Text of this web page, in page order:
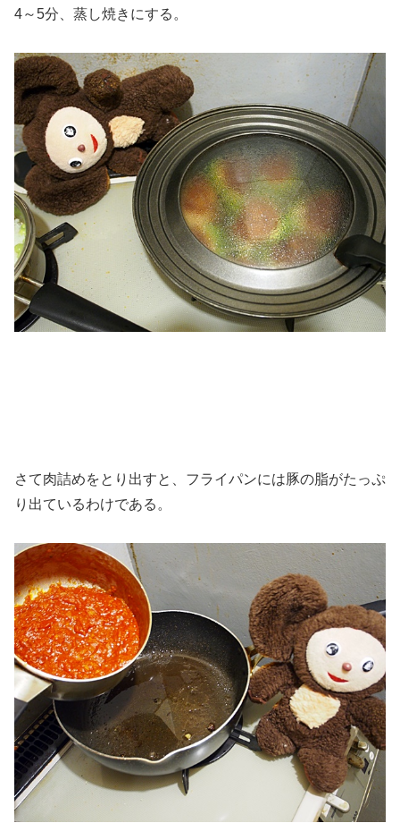
4～5分、蒸し焼きにする。
さて肉詰めをとり出すと、フライパンには豚の脂がたっぷ
り出ているわけである。